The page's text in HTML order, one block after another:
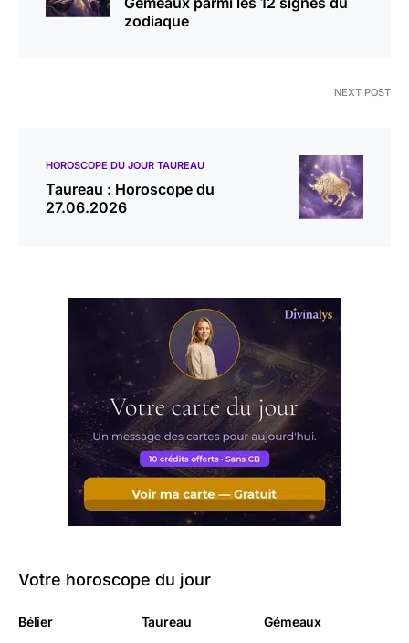
zodiaque
NEXT POST
HOROSCOPE DU JOUR TAUREAU
Taureau : Horoscope du
27.06.2026
Votre horoscope du jour
Bélier Taureau Gémeaux